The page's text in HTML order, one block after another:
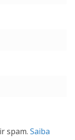
spam. Saiba